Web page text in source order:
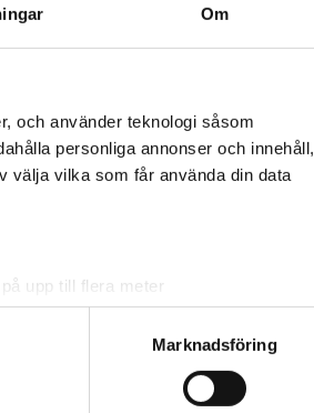
Om
och använder teknologi såsom
personliga annonser och innehåll,
välja vilka som får använda din data
upp till flera meter
(fingeravtryck)
i
detaljsektionen. Du kan ändra
Marknadsföring